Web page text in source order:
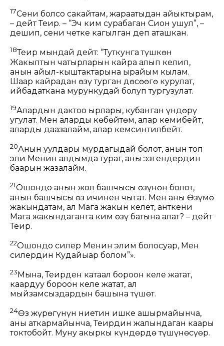
17Сени болсо сакайтам, жараатыңдан айыктырам,
– дейт Теңир. – “Эч ким сурабаган Сион ушул”, –
дешип, сени четке кагылган деп аташкан.
18Теңир мындай дейт: “Туткунга түшкөн
Жакыптын чатырларын кайра алып келип,
анын айыл-кыштактарына ырайым кылам.
Шаар кайрадан өзү турган дөңсөөгө курулат,
ийбадаткана мурункудай болуп тургузулат.
19Алардын даңктоо ырлары, кубанган үндөрү
угулат. Мен аларды көбөйтөм, алар кемибейт,
аларды даңазалайм, алар кемсинтилбейт.
20Анын уулдары мурдагыдай болот, анын топ
эли Менин алдымда турат, аны эзгендердин
баарын жазалайм.
21Ошондо анын жол башчысы өзүнөн болот,
анын башчысы өз ичинен чыгат. Мен аны Өзүмө
жакындатам, ал Мага жакын келет, анткени
Мага жакындаганга ким өзү батына алат? – дейт
Теңир.
22Ошондо силер Менин элим болосуңар, Мен
силердин Кудайыңар болом”».
23 Мына, Теңирден катаал бороон келе жатат,
каардуу бороон келе жатат, ал
мыйзамсыздардын башына түшөт.
24Өз жүрөгүнүн ниетин ишке ашырмайынча,
аны аткармайынча, Теңирдин жалындаган каары
токтобойт. Муну акыркы күндөрдө түшүнөсүңөр.